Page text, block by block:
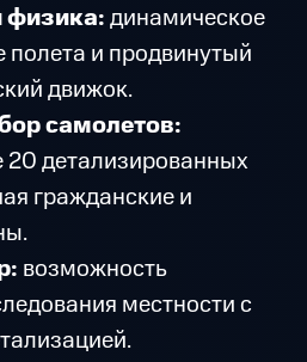
физика:динамическое
и продвинутый
движок.
самолетов:
20 детализированных
гражданские и
возможность
местности с